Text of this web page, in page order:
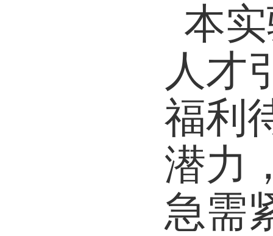
本
人才
福利
潜力
急需